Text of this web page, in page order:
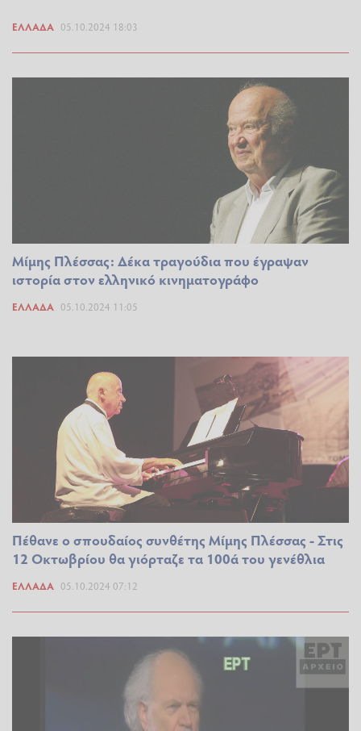
ΕΛΛΆΔΑ 05.10.2024 18:03
Μίμης Πλέσσας: Δέκα τραγούδια που έγραψαν
ιστορία στον ελληνικό κινηματογράφο
ΕΛΛΆΔΑ 05.10.2024 11:05
Πέθανε ο σπουδαίος συνθέτης Μίμης Πλέσσας - Στις
12 Οκτωβρίου θα γιόρταζε τα 100ά του γενέθλια
ΕΛΛΆΔΑ 05.10.2024 07:12